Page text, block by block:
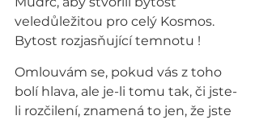
veledůležitou pro celý Kosmos.
Bytost rozjasňující temnotu !
Omlouvám se, pokud vás z toho
bolí hlava, ale je-li tomu tak, či jste-
li rozčilení, znamená to jen, že jste